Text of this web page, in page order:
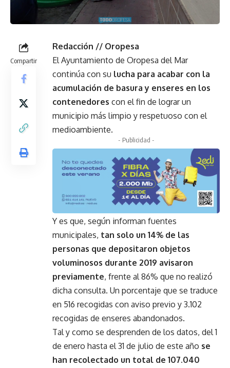
Compartir
Redacción // Oropesa
El Ayuntamiento de Oropesa del Mar
continúa con su lucha para acabar con la
acumulación de basura y enseres en los
contenedores con el fin de lograr un
municipio más limpio y respetuoso con el
medioambiente.
- Publicidad -
Y es que, según informan fuentes
municipales, tan solo un 14% de las
personas que depositaron objetos
voluminosos durante 2019 avisaron
previamente, frente al 86% que no realizó
dicha consulta. Un porcentaje que se traduce
en 516 recogidas con aviso previo y 3.102
recogidas de enseres abandonados.
Tal y como se desprenden de los datos, del 1
de enero hasta el 31 de julio de este año se
han recolectado un total de 107.040